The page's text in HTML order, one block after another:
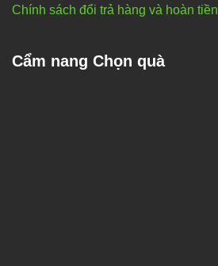
Chính sách đổi trả hàng và hoàn tiền
Cẩm nang Chọn quà